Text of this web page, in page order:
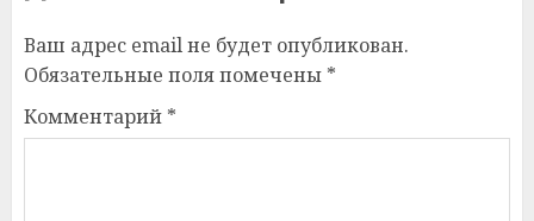
Ваш адрес email не будет опубликован.
Обязательные поля помечены *
Комментарий *